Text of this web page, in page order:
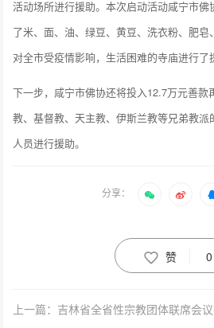
活动场所进行援助。本次启动活动咸宁市
了米、面、油、绿豆、黄豆、洗衣粉、肥皂
对全市受疫情影响，生活困难的寺庙进行了
下一步，咸宁市佛协还将投入12.7万元善款
教、基督教、天主教、伊斯兰教等兄弟教
人员进行援助。
分享：
赞 0
上一篇：吉林省全省性宗教团体联席会